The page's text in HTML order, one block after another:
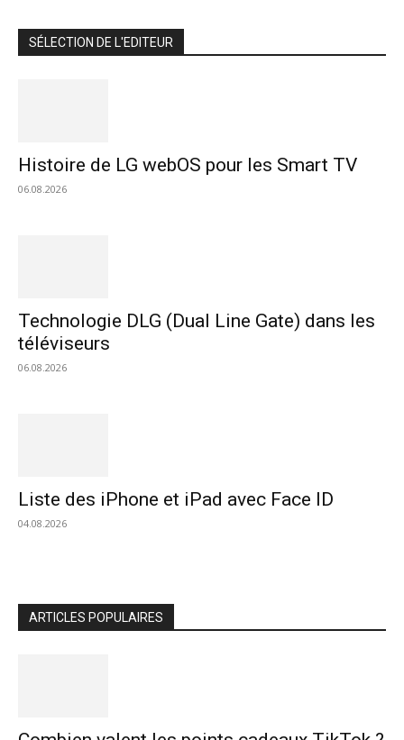
SÉLECTION DE L'EDITEUR
Histoire de LG webOS pour les Smart TV
06.08.2026
Technologie DLG (Dual Line Gate) dans les
téléviseurs
06.08.2026
Liste des iPhone et iPad avec Face ID
04.08.2026
ARTICLES POPULAIRES